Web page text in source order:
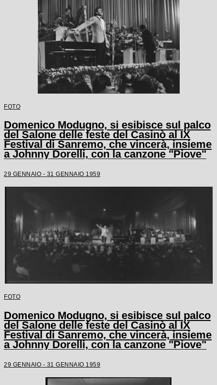
FOTO
Domenico Modugno, si esibisce sul palco
del Salone delle feste del Casinò al IX
Festival di Sanremo, che vincerà, insieme
a Johnny Dorelli, con la canzone "Piove"
29 GENNAIO - 31 GENNAIO 1959
FOTO
Domenico Modugno, si esibisce sul palco
del Salone delle feste del Casinò al IX
Festival di Sanremo, che vincerà, insieme
a Johnny Dorelli, con la canzone "Piove"
29 GENNAIO - 31 GENNAIO 1959